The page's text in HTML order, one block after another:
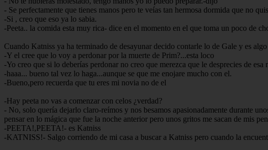
- Se perfectamente que tienes manos pero te veías tan hermosa dormida que no
-Si , creo que eso ya lo sabia.
-Peeta.. la comida esta muy rica- dice en el momento en el que toma un poco de
Cuando Katniss ya ha terminado de desayunar decido contarle lo de Gale y es
-Y el cree que lo voy a perdonar por la muerte de Prim?...esta loco
-Yo creo que si lo deberías perdonar no creo que merezca que le desprecies de esa
-haaa... bueno tal vez lo haga...aunque se que me enojare mucho con el.
-Bueno,pero recuerda que tu eres mi novia no de el
-Hay peeta no vas a comenzar con celos ¿verdad?
- No, solo quería dejarlo claro-reímos y nos besamos apasionadamente durante
pensar en lo mágica que fue la noche anterior pero unos gritos me sacan de mis
-PEETA!,PEETA!- es Katniss
-KATNISS!- Salgo corriendo de mi casa a buscar a Katniss pero cuando la